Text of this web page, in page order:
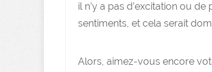
il n’y a pas d’excitation ou
sentiments, et cela serait
Alors, aimez-vous encore